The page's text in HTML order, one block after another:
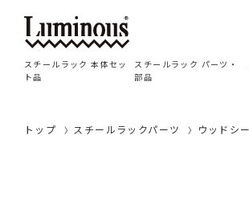
スチールラック 本体セッ
ト品
スチールラック パーツ・
部品
トップ スチールラックパーツ ウッドシ